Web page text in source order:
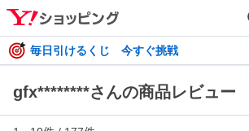
毎日引けるくじ 今すぐ挑戦
gfx********さんの商品レビュー